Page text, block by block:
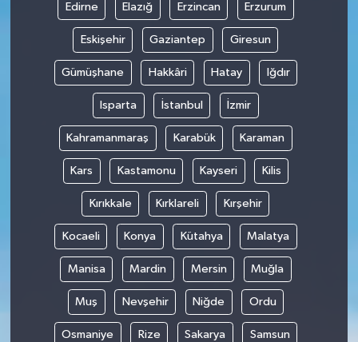
Edirne Elazığ Erzincan Erzurum
Eskişehir Gaziantep Giresun
Gümüşhane Hakkâri Hatay Iğdır
Isparta İstanbul İzmir
Kahramanmaraş Karabük Karaman
Kars Kastamonu Kayseri Kilis
Kırıkkale Kırklareli Kırşehir
Kocaeli Konya Kütahya Malatya
Manisa Mardin Mersin Muğla
Muş Nevşehir Niğde Ordu
Osmaniye Rize Sakarya Samsun